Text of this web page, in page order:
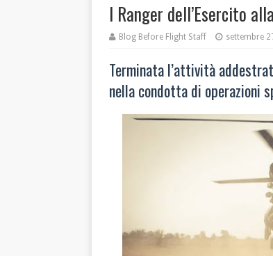
I Ranger dell’Esercito
Blog Before Flight Staff settembre
Terminata l’attività
nella condotta di operazioni